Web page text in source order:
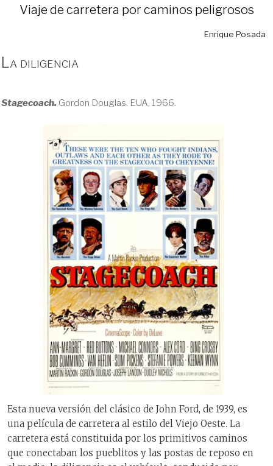
Viaje de carretera por caminos peligrosos
Enrique Posada
La diligencia
Stagecoach. Gordon Douglas. EUA, 1966.
Esta nueva versión del clásico de John Ford, de 1939, es
una película de carretera al estilo del Viejo Oeste. La
carretera está constituida por los primitivos caminos
que conectaban los pueblitos y las postas de reposo en